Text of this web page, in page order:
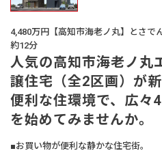
4,480万円【高知市海老ノ丸】とさ
約12分
人気の高知市海老ノ丸
譲住宅（全2区画）が
便利な住環境で、広々
を始めてみませんか。
■お買い物が便利な静かな住宅街。